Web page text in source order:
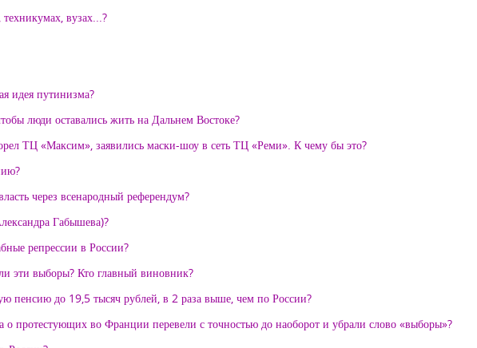
вузах...?
идея путинизма?
люди оставались жить на Дальнем Востоке?
ТЦ «Максим», заявились маски-шоу в сеть ТЦ «Реми». К чему бы это?
через всенародный референдум?
Габышева)?
репрессии в России?
эти выборы? Кто главный виновник?
пенсию до 19,5 тысяч рублей, в 2 раза выше, чем по России?
о протестующих во Франции перевели с точностью до наоборот и убрали слово «выборы»?